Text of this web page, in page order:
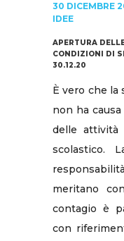
30 DICEMBRE
IDEE
APERTURA
CONDIZIONI DI
30.12.20
È vero che la
non ha
delle attività
scolastico.
meritano
contagio è
con